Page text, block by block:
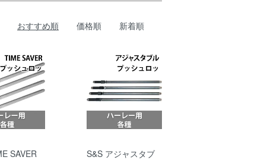
おすすめ順 価格順 新着順
SAVER
S&S アジャスタブ